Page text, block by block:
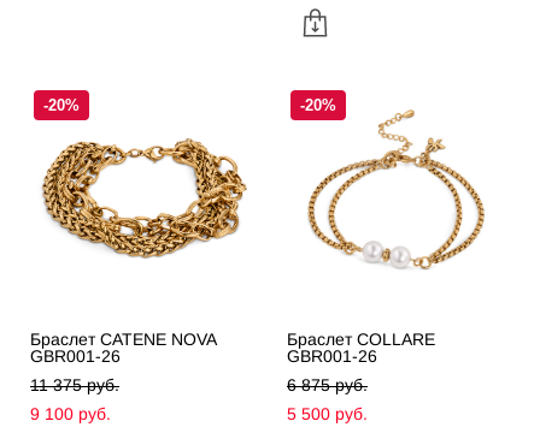
-20%
Браслет CATENE NOVA
GBR001-26
11 375 pуб.
9 100 pуб.
-20%
Браслет COLLARE
GBR001-26
6 875 pуб.
5 500 pуб.